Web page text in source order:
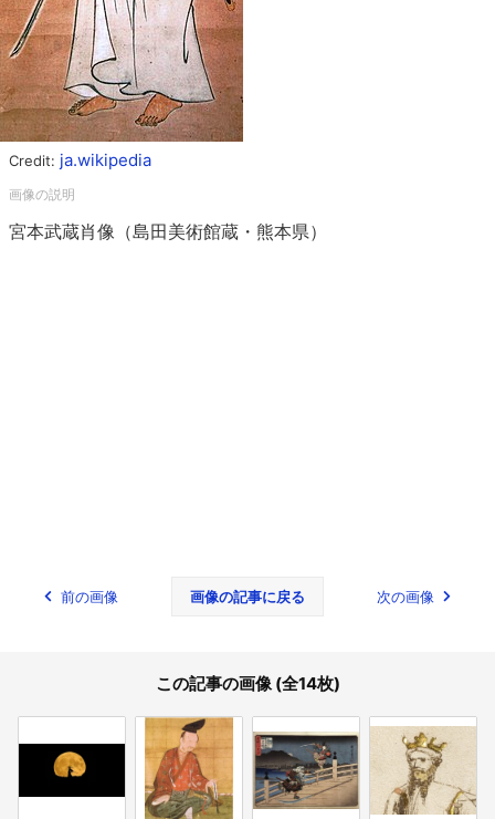
Credit: ja.wikipedia
宮本武蔵肖像（島田美術館蔵・熊本県）
前の画像 画像の記事に戻る 次の画像
この記事の画像 (全14枚)